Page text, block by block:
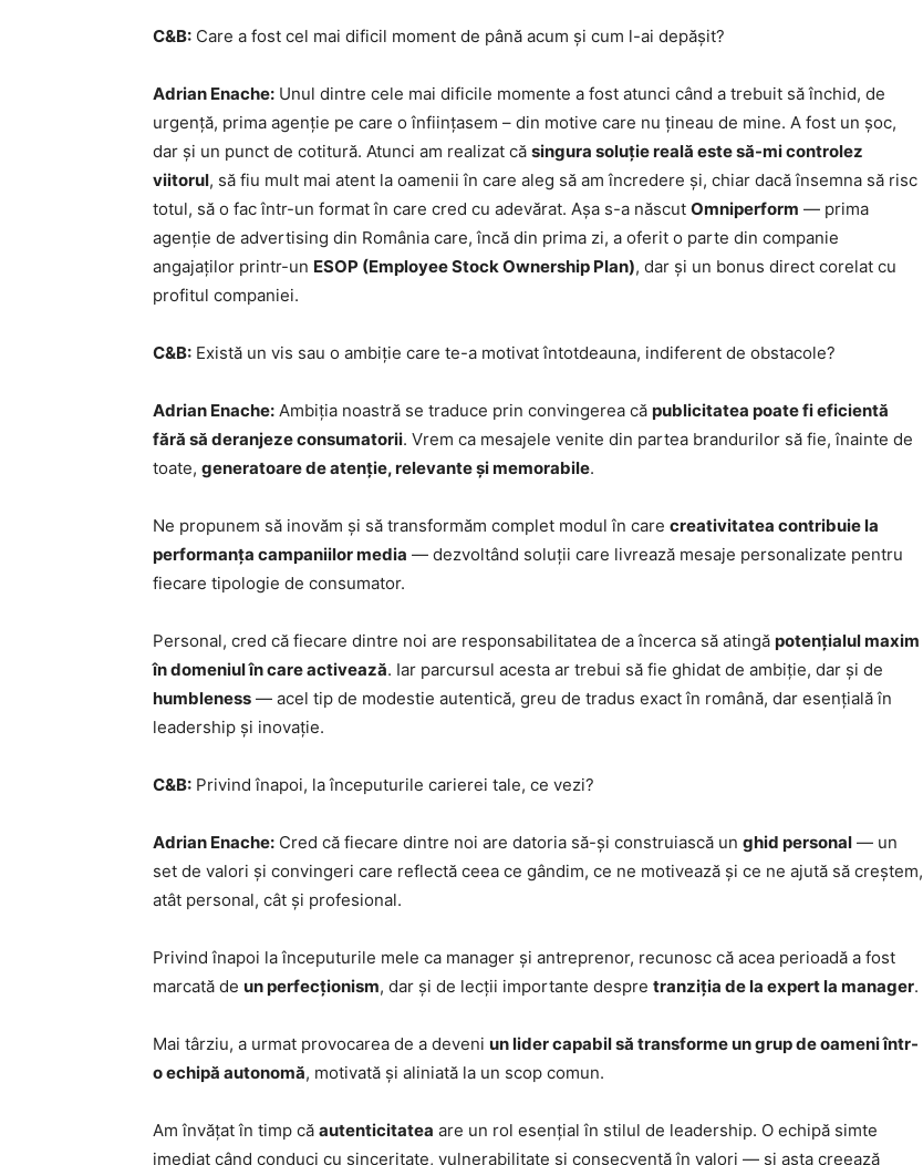
C&B: Care a fost cel mai dificil moment de până acum și cum l-ai depășit?
Adrian Enache: Unul dintre cele mai dificile momente a fost atunci când a trebuit să închid, de
urgență, prima agenție pe care o înființasem – din motive care nu țineau de mine. A fost un șoc,
dar și un punct de cotitură. Atunci am realizat că singura soluție reală este să-mi controlez
viitorul, să fiu mult mai atent la oamenii în care aleg să am încredere și, chiar dacă însemna să risc
totul, să o fac într-un format în care cred cu adevărat. Așa s-a născut Omniperform — prima
agenție de advertising din România care, încă din prima zi, a oferit o parte din companie
angajaților printr-un ESOP (Employee Stock Ownership Plan), dar și un bonus direct corelat cu
profitul companiei.
C&B: Există un vis sau o ambiție care te-a motivat întotdeauna, indiferent de obstacole?
Adrian Enache: Ambiția noastră se traduce prin convingerea că publicitatea poate fi eficientă
fără să deranjeze consumatorii. Vrem ca mesajele venite din partea brandurilor să fie, înainte de
toate, generatoare de atenție, relevante și memorabile.
Ne propunem să inovăm și să transformăm complet modul în care creativitatea contribuie la
performanța campaniilor media — dezvoltând soluții care livrează mesaje personalizate pentru
fiecare tipologie de consumator.
Personal, cred că fiecare dintre noi are responsabilitatea de a încerca să atingă potențialul maxim
în domeniul în care activează. Iar parcursul acesta ar trebui să fie ghidat de ambiție, dar și de
humbleness — acel tip de modestie autentică, greu de tradus exact în română, dar esențială în
leadership și inovație.
C&B: Privind înapoi, la începuturile carierei tale, ce vezi?
Adrian Enache: Cred că fiecare dintre noi are datoria să-și construiască un ghid personal — un
set de valori și convingeri care reflectă ceea ce gândim, ce ne motivează și ce ne ajută să creștem,
atât personal, cât și profesional.
Privind înapoi la începuturile mele ca manager și antreprenor, recunosc că acea perioadă a fost
marcată de un perfecționism, dar și de lecții importante despre tranziția de la expert la manager.
Mai târziu, a urmat provocarea de a deveni un lider capabil să transforme un grup de oameni într-
o echipă autonomă, motivată și aliniată la un scop comun.
Am învățat în timp că autenticitatea are un rol esențial în stilul de leadership. O echipă simte
imediat când conduci cu sinceritate, vulnerabilitate și consecvență în valori — și asta creează